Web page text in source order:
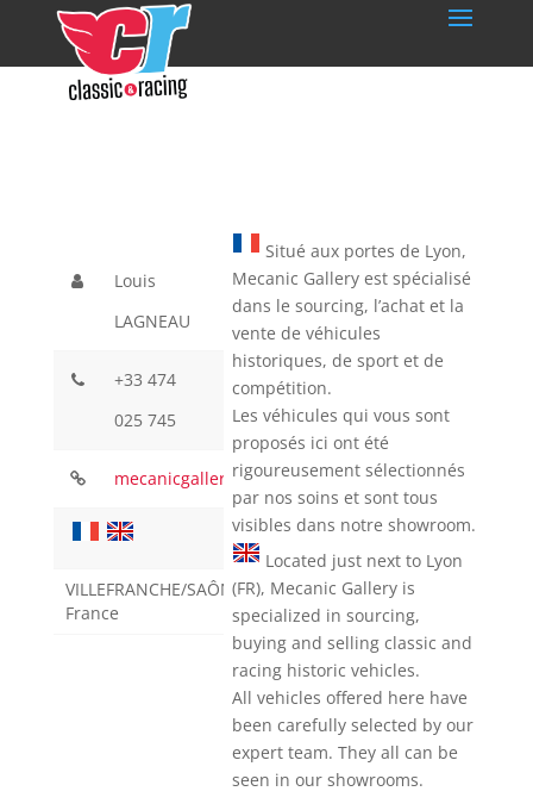
Louis
LAGNEAU
+33 474
025 745
mecanicgallery.com/
VILLEFRANCHE/SAÔNE
France
Situé aux portes de Lyon,
Mecanic Gallery est spécialisé
dans le sourcing, l’achat et la
vente de véhicules
historiques, de sport et de
compétition.
Les véhicules qui vous sont
proposés ici ont été
rigoureusement sélectionnés
par nos soins et sont tous
visibles dans notre showroom.
Located just next to Lyon
(FR), Mecanic Gallery is
specialized in sourcing,
buying and selling classic and
racing historic vehicles.
All vehicles offered here have
been carefully selected by our
expert team. They all can be
seen in our showrooms.